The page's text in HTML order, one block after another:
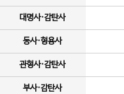
대명사·감탄사
동사·형용사
관형사·감탄사
부사·감탄사